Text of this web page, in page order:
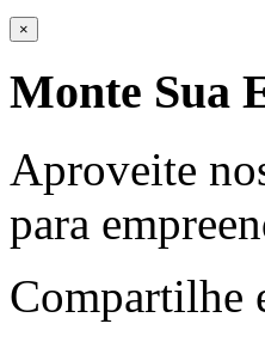
×
Monte Sua
Aproveite
para
Compartilhe